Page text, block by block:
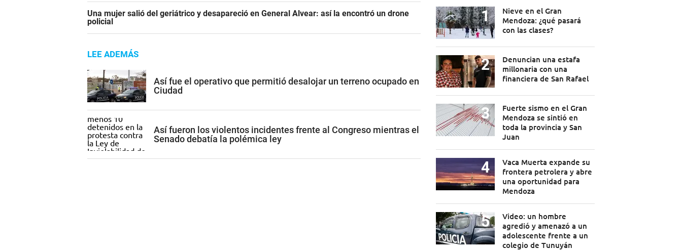
Una mujer salió del geriátrico y desapareció en General Alvear: así la encontró un drone
policial
LEE ADEMÁS
Así fue el operativo que permitió desalojar un terreno ocupado en
Ciudad
Así fueron los violentos incidentes frente al Congreso mientras el
Senado debatía la polémica ley
Nieve en el Gran
Mendoza: ¿qué pasará
con las clases?
Denuncian una estafa
millonaria con una
financiera de San Rafael
Fuerte sismo en el Gran
Mendoza se sintió en
toda la provincia y San
Juan
Vaca Muerta expande su
frontera petrolera y abre
una oportunidad para
Mendoza
Video: un hombre
agredió y amenazó a un
adolescente frente a un
colegio de Tunuyán